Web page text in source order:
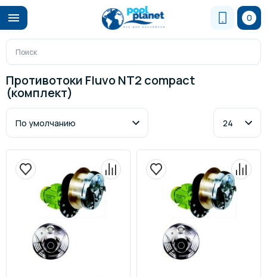
0
Противотоки Fluvo NT2 compact
(комплект)